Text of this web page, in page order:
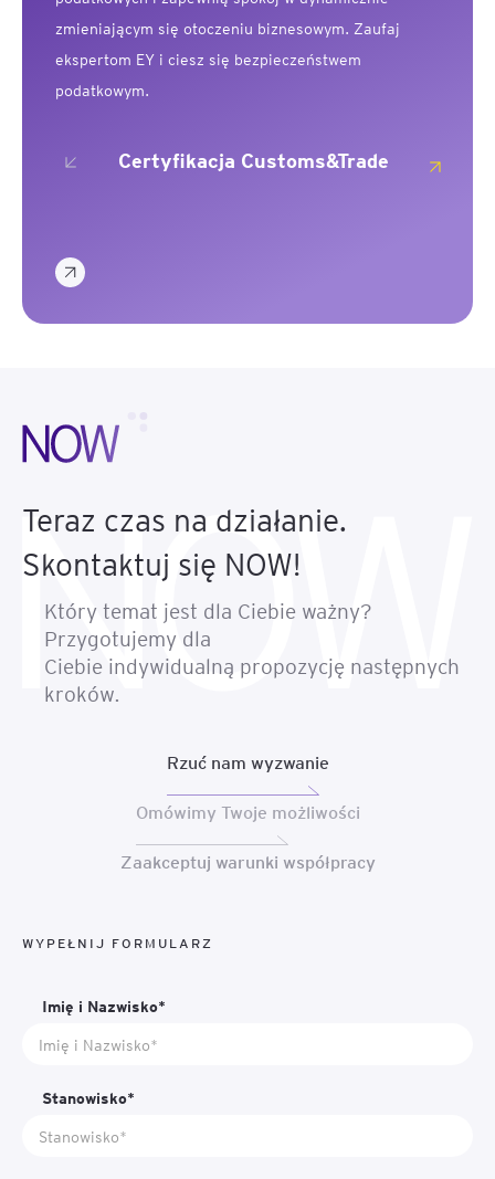
zmieniającym się otoczeniu biznesowym. Zaufaj
ekspertom EY i ciesz się bezpieczeństwem
podatkowym.
Certyfikacja WHT
Teraz czas na działanie.
Skontaktuj się NOW!
Który temat jest dla Ciebie ważny?
Przygotujemy dla
Ciebie indywidualną propozycję następnych
kroków.
Rzuć nam wyzwanie
Omówimy Twoje możliwości
Zaakceptuj warunki współpracy
WYPEŁNIJ FORMULARZ
Imię i Nazwisko*
Stanowisko*